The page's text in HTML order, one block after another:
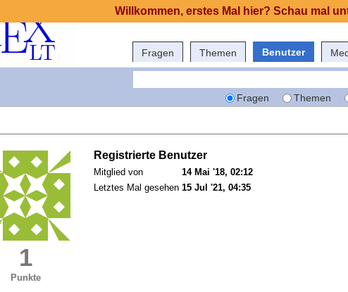
Fragen Themen Benutzer
Fragen Themen
1
Punkte
Registrierte Benutzer
Mitglied von
14 Mai '18, 02:12
Letztes Mal gesehen 15 Jul '21, 04:35
Willkommen, erstes Mal hier? Schau mal